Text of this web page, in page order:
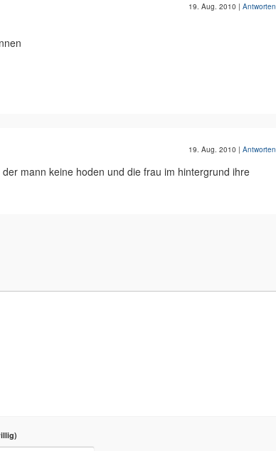
19. Aug. 2010 | Antworten
19. Aug. 2010 | Antworten
mann keine hoden und die frau im hintergrund ihre